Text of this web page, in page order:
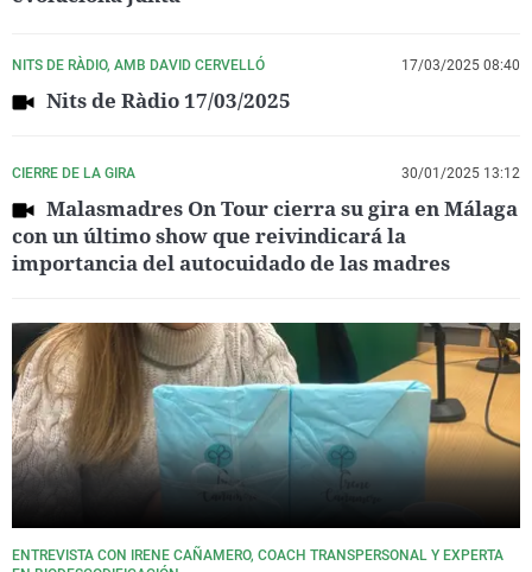
NITS DE RÀDIO, AMB DAVID CERVELLÓ 17/03/2025 08:40
Nits de Ràdio 17/03/2025
CIERRE DE LA GIRA 30/01/2025 13:12
Malasmadres On Tour cierra su gira en Málaga
con un último show que reivindicará la
importancia del autocuidado de las madres
ENTREVISTA CON IRENE CAÑAMERO, COACH TRANSPERSONAL Y EXPERTA